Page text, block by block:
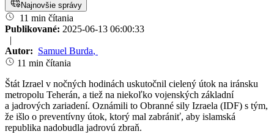
Najnovšie správy
11 min čítania
Publikované: 2025-06-13 06:00:33
|
Autor: Samuel Burda,
11 min čítania
Štát Izrael v nočných hodinách uskutočnil cielený útok na iránsku
metropolu Teherán, a tiež na niekoľko vojenských základní
a jadrových zariadení. Oznámili to Obranné sily Izraela (IDF) s tým,
že išlo o preventívny útok, ktorý mal zabrániť, aby islamská
republika nadobudla jadrovú zbraň.